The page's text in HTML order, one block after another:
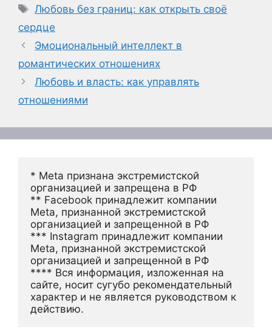
Метки
Любовь без границ: как открыть своё
сердце
Эмоциональный интеллект в
романтических отношениях
Любовь и власть: как управлять
отношениями
* Meta признана экстремистской
организацией и запрещена в РФ
** Facebook принадлежит компании
Meta, признанной экстремистской
организацией и запрещенной в РФ
*** Instagram принадлежит компании
Meta, признанной экстремистской
организацией и запрещенной в РФ
**** Вся информация, изложенная на
сайте, носит сугубо рекомендательный
характер и не является руководством к
действию.